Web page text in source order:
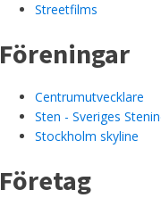
Streetfilms
Föreningar
Centrumutvecklare
Sten - Sveriges
Stockholm skyline
Företag